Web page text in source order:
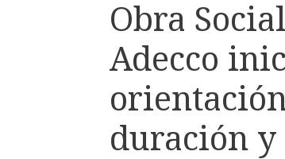
Obra
Adecco
duración y